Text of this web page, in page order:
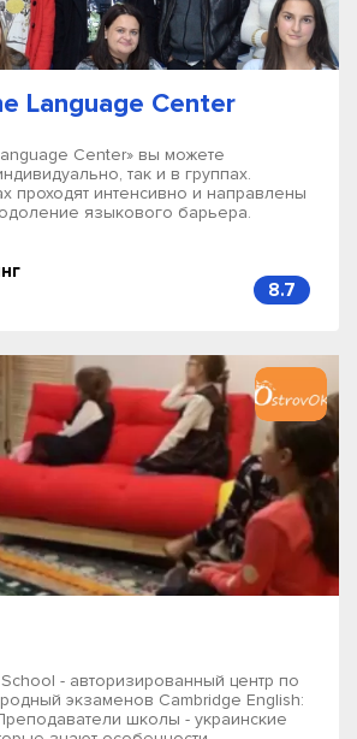
Language Center
Center» вы можете
так и в группах.
проходят интенсивно и направлены
языкового барьера.
8.7
- авторизированный центр по
экзаменов Cambridge English:
школы - украинские